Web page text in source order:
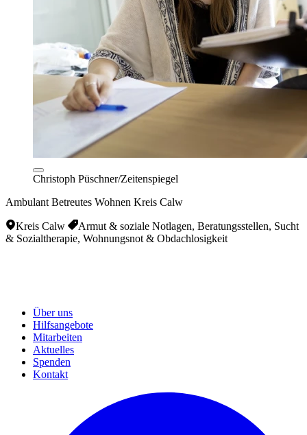
Christoph Püschner/Zeitenspiegel
Ambulant Betreutes Wohnen Kreis Calw
Kreis Calw
Armut & soziale Notlagen, Beratungsstellen, Sucht
& Sozialtherapie, Wohnungsnot & Obdachlosigkeit
Über uns
Hilfsangebote
Mitarbeiten
Aktuelles
Spenden
Kontakt